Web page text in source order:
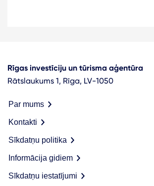
Rīgas investīciju un tūrisma aģentūra
Rātslaukums 1, Rīga, LV-1050
Par mums
Kontakti
Sīkdatņu politika
Informācija gidiem
Sīkdatņu iestatījumi